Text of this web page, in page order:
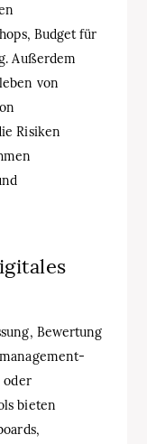
Budget für
Außerdem
von
Risiken
Bewertung
oder
bieten